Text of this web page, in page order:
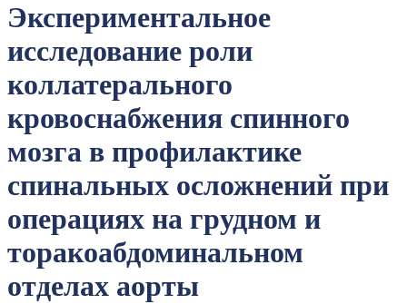
Экспериментальное
исследование роли
коллатерального
кровоснабжения спинного
мозга в профилактике
спинальных осложнений при
операциях на грудном и
торакоабдоминальном
отделах аорты